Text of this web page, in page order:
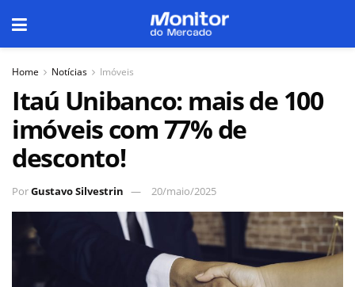
Home Notícias Imóveis
Itaú Unibanco: mais de 100
imóveis com 77% de
desconto!
PorGustavo Silvestrin 20/maio/2025